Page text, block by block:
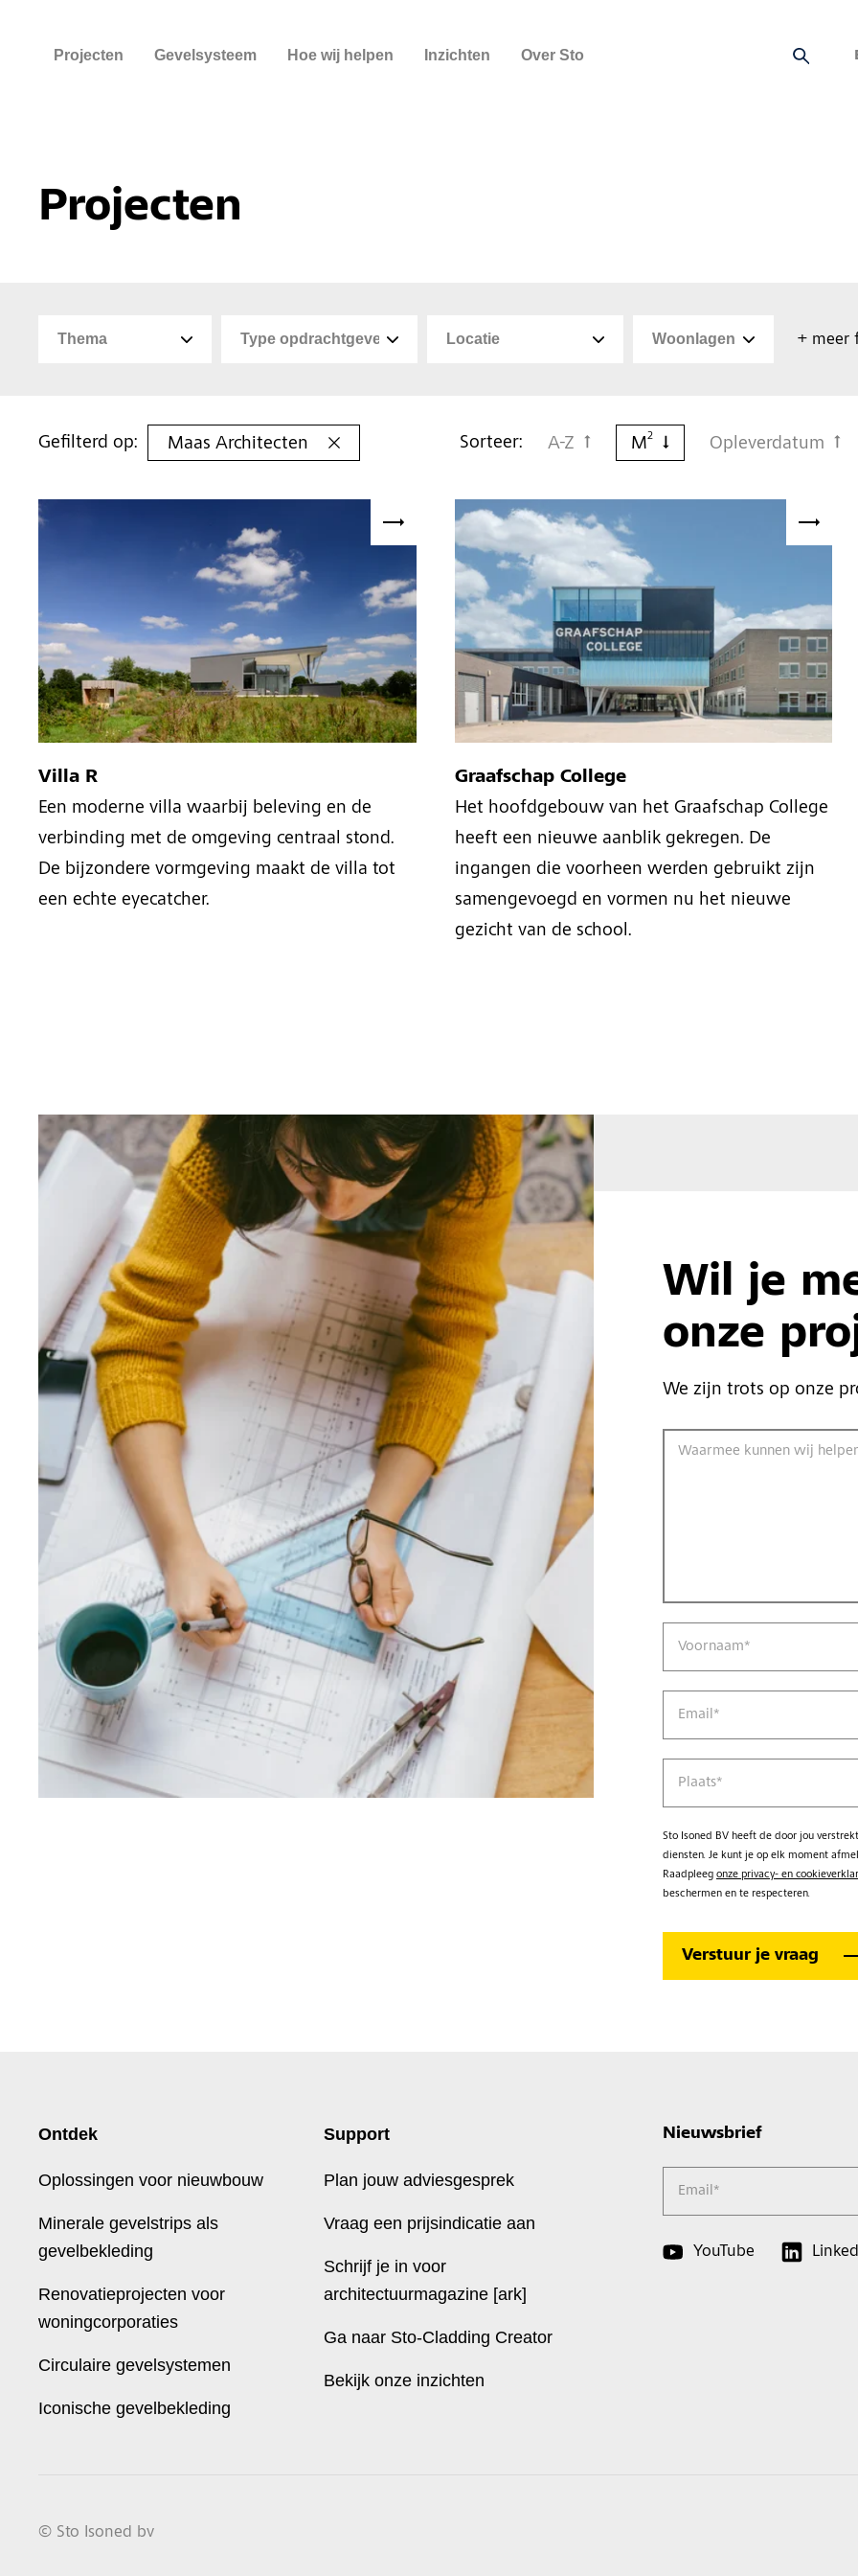
Projecten Gevelsysteem Hoe wij helpen Inzichten Over Sto
Projecten
+ meer
Gefilterd op: Maas Architecten Sorteer: A-Z M2 Opleverdatum
Villa R
Een moderne villa waarbij beleving en de
verbinding met de omgeving centraal stond.
De bijzondere vormgeving maakt de villa tot
een echte eyecatcher.
Graafschap College
Het hoofdgebouw van het Graafschap College
heeft een nieuwe aanblik gekregen. De
ingangen die voorheen werden gebruikt zijn
samengevoegd en vormen nu het nieuwe
gezicht van de school.
Wil je
onze
We zijn trots op onze
Waarmee kunnen wij
Voornaam*
Email*
Plaats*
Sto Isoned BV heeft de door jou
diensten. Je kunt je op elk moment
Raadpleeg onze privacy- en
beschermen en te respecteren.
Ontdek
Oplossingen voor nieuwbouw
Minerale gevelstrips als
gevelbekleding
Renovatieprojecten voor
woningcorporaties
Circulaire gevelsystemen
Iconische gevelbekleding
Support
Plan jouw adviesgesprek
Vraag een prijsindicatie aan
Schrijf je in voor
architectuurmagazine [ark]
Ga naar Sto-Cladding Creator
Bekijk onze inzichten
Nieuwsbrief
Email*
YouTube
© Sto Isoned bv